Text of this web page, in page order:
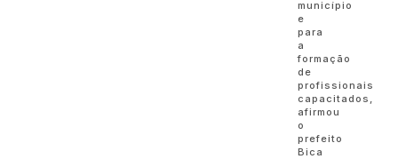
município
e
para
a
formação
de
profissionais
capacitados,
afirmou
o
prefeito
Bica